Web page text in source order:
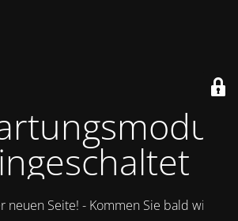
Seite! - Kommen Sie bald wieder.